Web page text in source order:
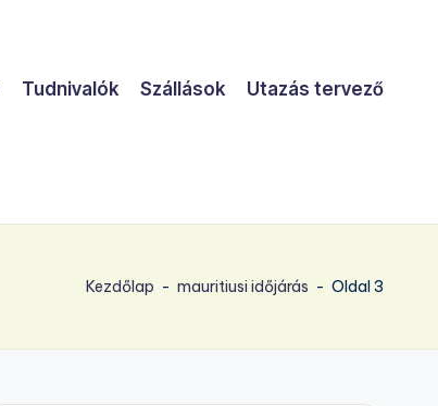
Tudnivalók Szállások Utazás tervező
Kezdőlap - mauritiusi időjárás - Oldal 3